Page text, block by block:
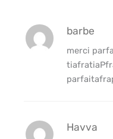
barbe
merci
Havva